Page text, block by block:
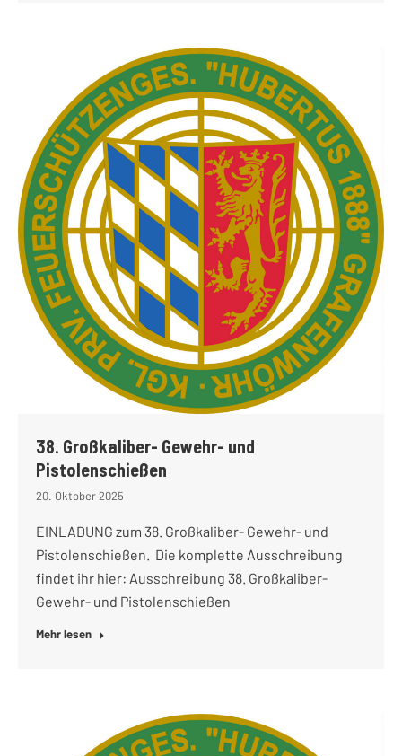
38. Großkaliber- Gewehr- und
Pistolenschießen
20. Oktober 2025
EINLADUNG zum 38. Großkaliber- Gewehr- und
Pistolenschießen. Die komplette Ausschreibung
findet ihr hier: Ausschreibung 38. Großkaliber-
Gewehr- und Pistolenschießen
Mehr lesen